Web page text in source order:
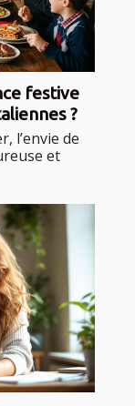
festive
?
l’envie de
et